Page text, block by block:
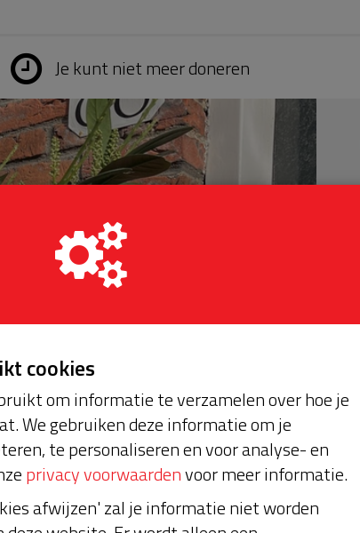
Je kunt niet meer doneren
cookies
om informatie te verzamelen over hoe je
We gebruiken deze informatie om je
te personaliseren en voor analyse- en
privacy voorwaardenvoor meer informatie.
afwijzen' zal je informatie niet worden